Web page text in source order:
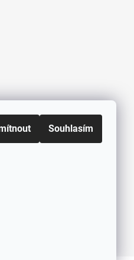
Souhlasím
každý všední
hodin